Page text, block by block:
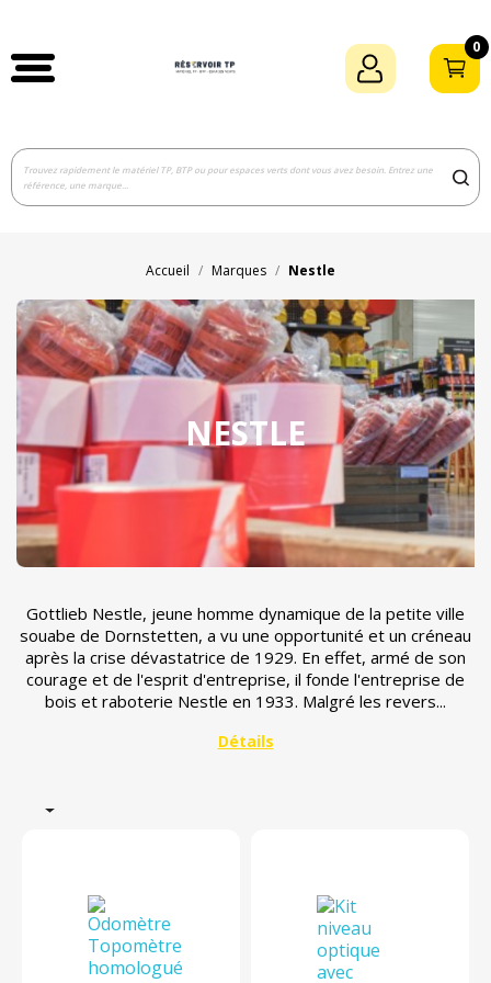
0
Accueil Marques Nestle
NESTLE
Gottlieb Nestle, jeune homme dynamique de la petite ville
souabe de Dornstetten, a vu une opportunité et un créneau
après la crise dévastatrice de 1929. En effet, armé de son
courage et de l'esprit d'entreprise, il fonde l'entreprise de
bois et raboterie Nestle en 1933. Malgré les revers...